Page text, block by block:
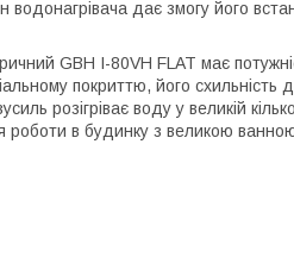
водонагрівача дає змогу його
GBH I-80VH FLAT має
покриттю, його схильність
розігріває воду у великій
в будинку з великою